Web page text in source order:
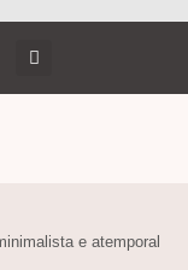
e atemporal